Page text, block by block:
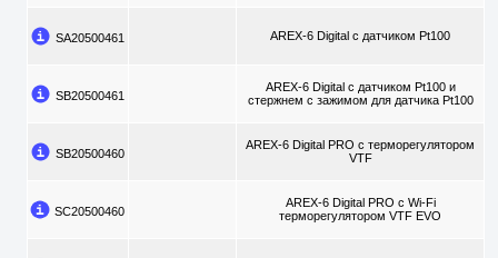
SA20500461 AREX-6 Digital с датчиком Pt100
SB20500461
AREX-6 Digital с датчиком Pt100 и
стержнем с зажимом для датчика Pt100
SB20500460
AREX-6 Digital PRO с терморегулятором
VTF
SC20500460
AREX-6 Digital PRO с Wi-Fi
терморегулятором VTF EVO